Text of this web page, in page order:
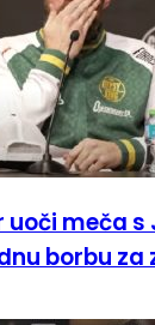
uoči meča
borbu